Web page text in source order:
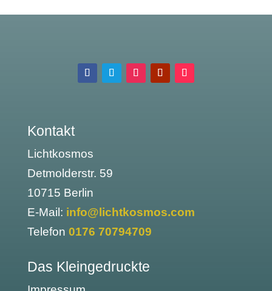
Kontakt
Lichtkosmos
Detmolderstr. 59
10715 Berlin
E-Mail: info@lichtkosmos.com
Telefon 0176 70794709
Das Kleingedruckte